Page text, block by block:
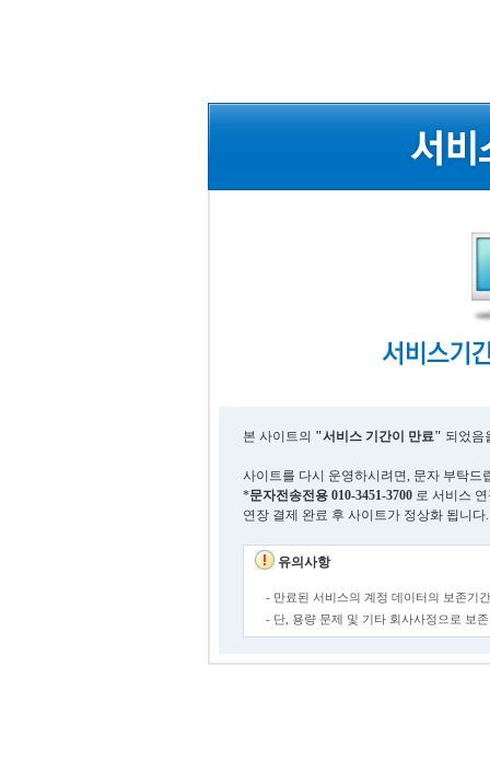
본 사이트의 "서비스 기간이 만료" 되었음
사이트를 다시 운영하시려면, 문자 부탁드
*문자전송전용 010-3451-3700 로 서비스
연장 결제 완료 후 사이트가 정상화 됩니다.
유의사항
- 만료된 서비스의 계정 데이터의 보존기
- 단, 용량 문제 및 기타 회사사정으로 보